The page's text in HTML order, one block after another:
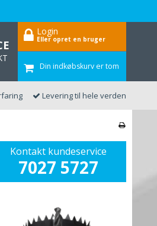
Login
Eller opret en bruger
Din indkøbskurv er tom
Levering til hele verden
Kontakt kundeservice
7027 5727